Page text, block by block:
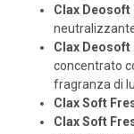
Clax Deosoft
Clax Deosoft
concentrato
fragranza di
Clax Soft
Clax Soft